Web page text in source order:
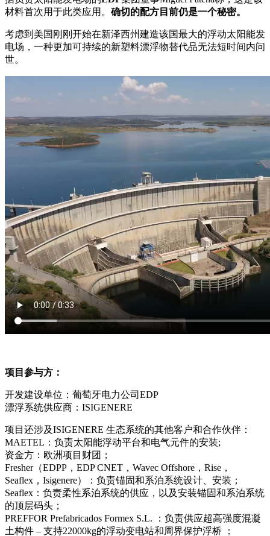
材料首次用于此类应用。 确切的配方目前仍是一个秘密。
考虑到美国刚刚开始在新泽西州建造该国最大的浮动太阳能发
电场，一种更加可持续的新塑料漂浮物替代品无法短时间内问
世。
项目参与方：
开发建设单位：葡萄牙电力公司EDP
漂浮系统供应商：ISIGENERE
项目还涉及ISIGENERE 生态系统的其他客户和合作伙伴：
MAETEL：负责太阳能浮动平台和电气元件的安装;
资金方：欧洲项目财团；
Fresher（EDPP，EDP CNET，Wavec Offshore，Rise，
Seaflex，Isigenere）：负责锚固和系泊系统设计、安装；
Seaflex：负责柔性系泊系统的供应，以及安装锚固和系泊系统
的顶层码头；
PREFFOR Prefabricados Formex S.L. ：负责供应超高强度混凝
土构件 – 支持22000kg的浮动变电站和周界保护浮桥 ；